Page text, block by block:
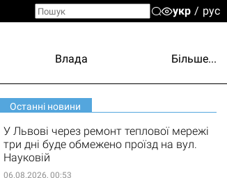
укр рус
Влада Більше...
Останні новини
У Львові через ремонт теплової мережі
три дні буде обмежено проїзд на вул.
Науковій
06.08.2026, 00:53